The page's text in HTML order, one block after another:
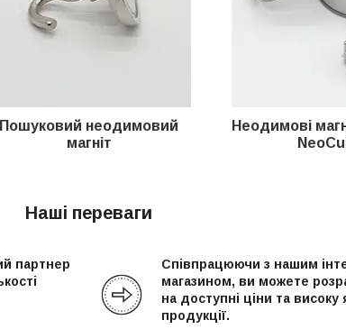
Пошуковий неодимовий
магніт
Неодимові
Наші переваги
партнер
Співпрацюючи з нашим
магазином, ви можете
на доступні ціни та високу
продукції.